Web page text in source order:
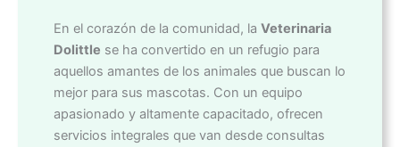
En el corazón de la comunidad, la Veterinaria
Dolittle se ha convertido en un refugio para
aquellos amantes de los animales que buscan lo
mejor para sus mascotas. Con un equipo
apasionado y altamente capacitado, ofrecen
servicios integrales que van desde consultas